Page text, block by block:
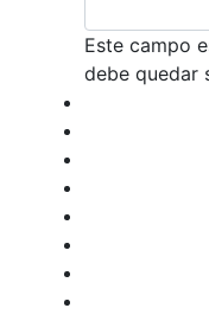
Este campo
debe quedar